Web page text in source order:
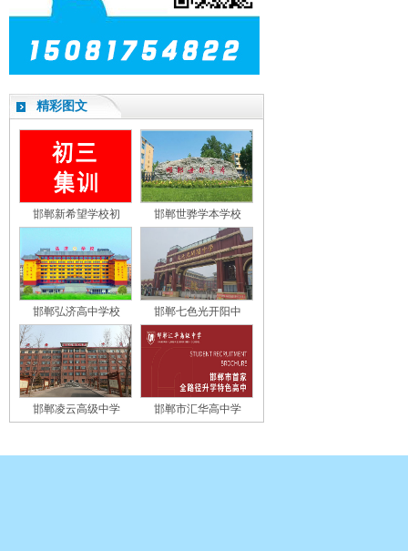
精彩图文
邯郸新希望学校初 邯郸世骅学本学校
邯郸弘济高中学校 邯郸七色光开阳中
邯郸凌云高级中学 邯郸市汇华高中学